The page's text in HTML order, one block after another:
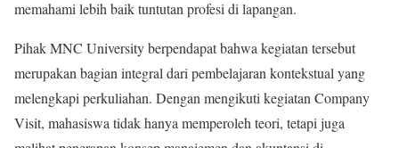
memahami lebih baik tuntutan profesi di lapangan.
Pihak MNC University berpendapat bahwa kegiatan tersebut
merupakan bagian integral dari pembelajaran kontekstual yang
melengkapi perkuliahan. Dengan mengikuti kegiatan Company
Visit, mahasiswa tidak hanya memperoleh teori, tetapi juga